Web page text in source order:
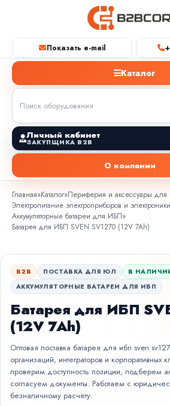
Показать e-mail
Каталог
Личный кабинет
ЗАКУПЩИКА B2B
О компании
Главная»Каталог»Периферия и аксессуары
Электропитание электроприборов и электроники
Аккумуляторные батареи для ИБП»
Батарея для ИБП SVEN SV1270 (12V 7Ah)
B2B ПОСТАВКА ДЛЯ ЮЛ
В
АККУМУЛЯТОРНЫЕ БАТАРЕИ ДЛЯ ИБП
Батарея для ИБП
(12V 7Ah)
Оптовая поставка батарея для ибп sven
организаций, интеграторов и корпоративных
проверим доступность позиции, подберем
согласуем документы. Работаем с
безналичному расчету.